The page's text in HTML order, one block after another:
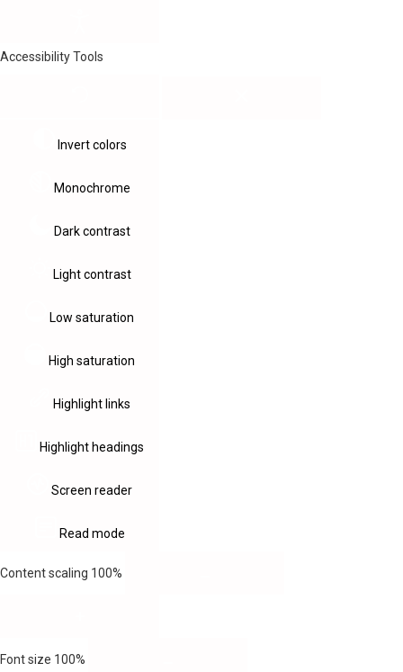
Accessibility Tools
Invert colors
Monochrome
Dark contrast
Light contrast
Low saturation
High saturation
Highlight links
Highlight headings
Screen reader
Read mode
Content scaling 100%
Font size 100%